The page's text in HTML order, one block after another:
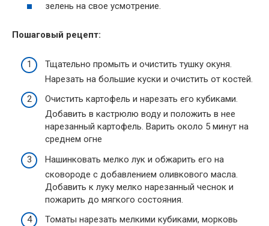
зелень на свое усмотрение.
Пошаговый рецепт:
Тщательно промыть и очистить тушку окуня.
Нарезать на большие куски и очистить от костей.
Очистить картофель и нарезать его кубиками.
Добавить в кастрюлю воду и положить в нее
нарезанный картофель. Варить около 5 минут на
среднем огне
Нашинковать мелко лук и обжарить его на
сковороде с добавлением оливкового масла.
Добавить к луку мелко нарезанный чеснок и
пожарить до мягкого состояния.
Томаты нарезать мелкими кубиками, морковь